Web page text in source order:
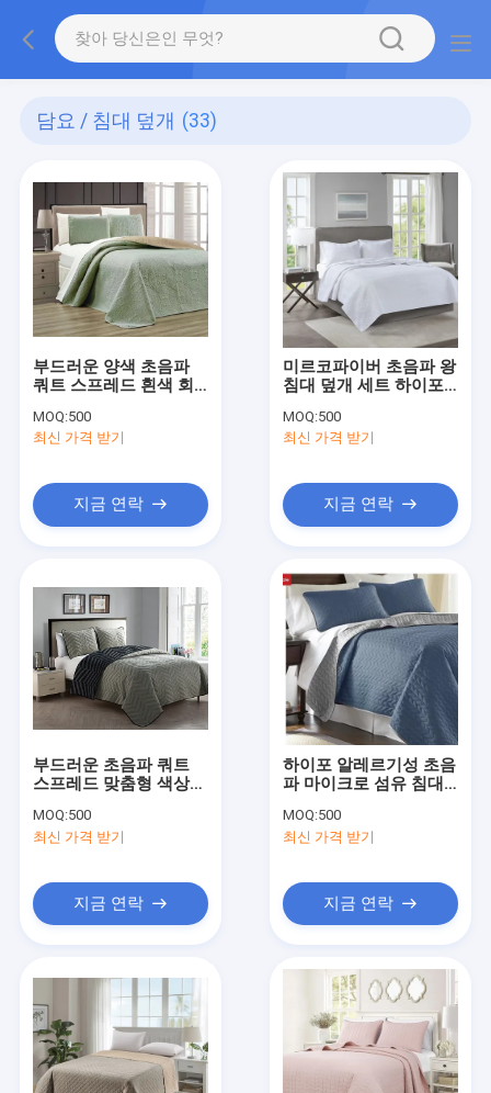
담요 / 침대 덮개 (33)
부드러운 양색 초음파
쿼트 스프레드 흰색 회
MOQ:500
최신 가격 받기
지금 연락
미르코파이버 초음파 왕
침대 덮개 세트 하이포
요 기하학 디자인
MOQ:500
최신 가격 받기
지금 연락
부드러운 초음파 쿼트
스프레드 맞춤형 색상
개 여왕
MOQ:500
최신 가격 받기
지금 연락
하이포 알레르기성 초음
파 마이크로 섬유 침대
루 침대 덮개
MOQ:500
최신 가격 받기
지금 연락